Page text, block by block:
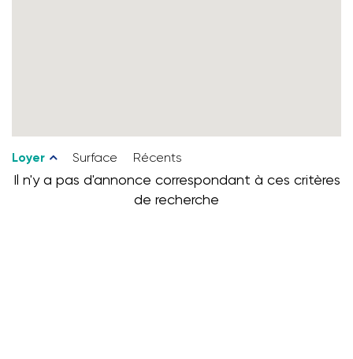
Loyer Surface Récents
Il n'y a pas d'annonce correspondant à ces critères
de recherche